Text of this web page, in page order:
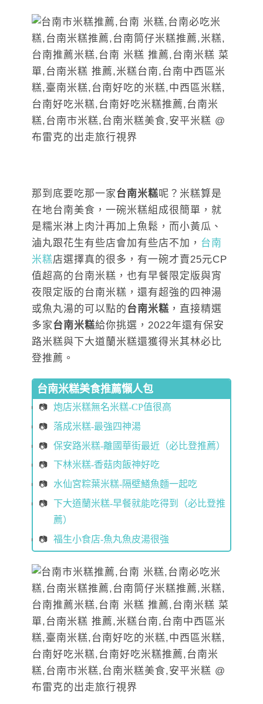
那到底要吃那一家台南米糕呢？米糕算是
在地台南美食，一碗米糕組成很簡單，就
是糯米淋上肉汁再加上魚鬆，而小黃瓜、
滷丸跟花生有些店會加有些店不加， 台南
米糕店選擇真的很多，有一碗才賣25元CP
值超高的台南米糕，也有早餐限定版與宵
夜限定版的台南米糕，還有超強的四神湯
或魚丸湯的可以點的台南米糕 ，直接精選
多家台南米糕給你挑選，2022年還有保安
路米糕與下大道蘭米糕還獲得米其林必比
登推薦 。
台南米糕美食推薦懶人包
炮店米糕無名米糕-CP值很高
落成米糕-最強四神湯
保安路米糕-離國華街最近（必比登推薦）
下林米糕-香菇肉飯神好吃
水仙宮粽葉米糕-隔壁鱔魚麵一起吃
下大道蘭米糕-早餐就能吃得到（必比登推
薦）
福生小食店-魚丸魚皮湯很強